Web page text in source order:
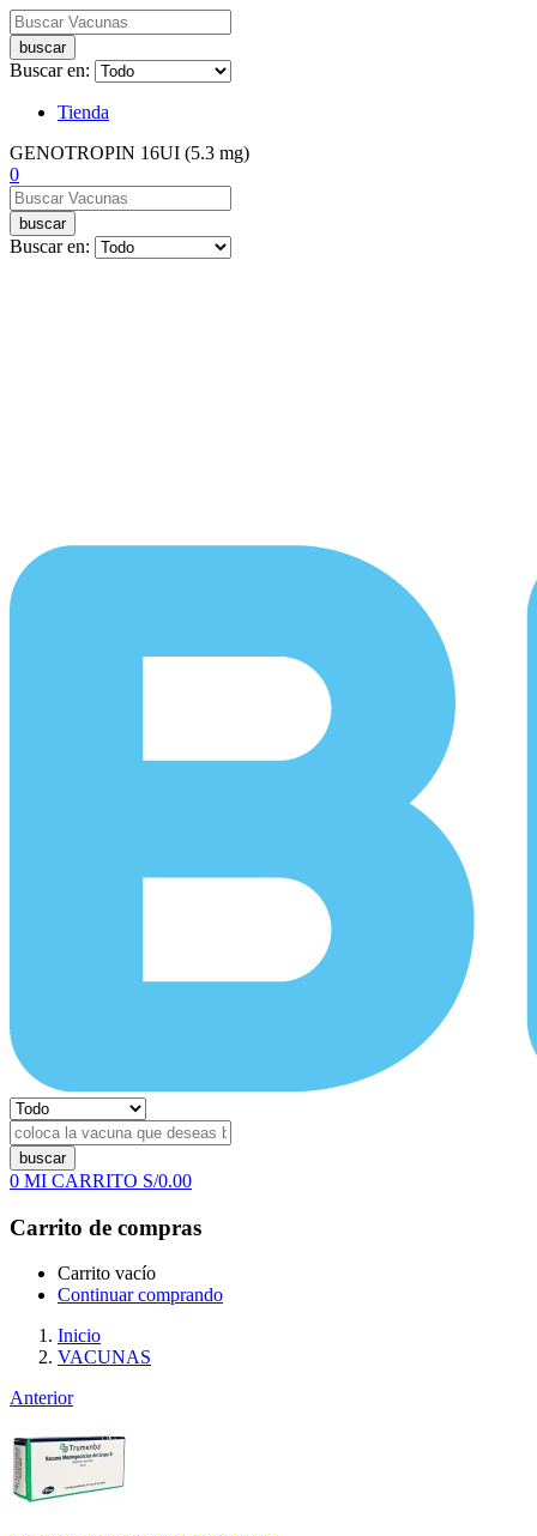
buscar
Buscar en:
Tienda
GENOTROPIN 16UI (5.3 mg)
0
buscar
Buscar en:
buscar
0 MI CARRITO S/0.00
Carrito de compras
Carrito vacío
Continuar comprando
Inicio
VACUNAS
Anterior